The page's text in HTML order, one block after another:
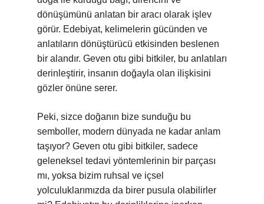
dönüşümünü anlatan bir aracı olarak işlev
görür. Edebiyat, kelimelerin gücünden ve
anlatıların dönüştürücü etkisinden beslenen
bir alandır. Geven otu gibi bitkiler, bu anlatıları
derinleştirir, insanın doğayla olan ilişkisini
gözler önüne serer.
Peki, sizce doğanın bize sunduğu bu
semboller, modern dünyada ne kadar anlam
taşıyor? Geven otu gibi bitkiler, sadece
geleneksel tedavi yöntemlerinin bir parçası
mı, yoksa bizim ruhsal ve içsel
yolculuklarımızda da birer pusula olabilirler